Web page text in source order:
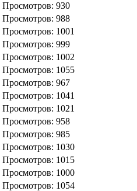
Просмотров: 930
Просмотров: 988
Просмотров: 1001
Просмотров: 999
Просмотров: 1002
Просмотров: 1055
Просмотров: 967
Просмотров: 1041
Просмотров: 1021
Просмотров: 958
Просмотров: 985
Просмотров: 1030
Просмотров: 1015
Просмотров: 1000
Просмотров: 1054